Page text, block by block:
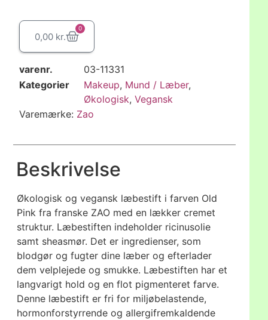
0,00 kr.
0
varenr.
03-11331
Kategorier
Makeup, Mund / Læber,
Økologisk,Vegansk
Varemærke: Zao
Beskrivelse
Økologisk og vegansk læbestift i farven Old
Pink fra franske ZAO med en lækker cremet
struktur. Læbestiften indeholder ricinusolie
samt sheasmør. Det er ingredienser, som
blodgør og fugter dine læber og efterlader
dem velplejede og smukke. Læbestiften har et
langvarigt hold og en flot pigmenteret farve.
Denne læbestift er fri for miljøbelastende,
hormonforstyrrende og allergifremkaldende